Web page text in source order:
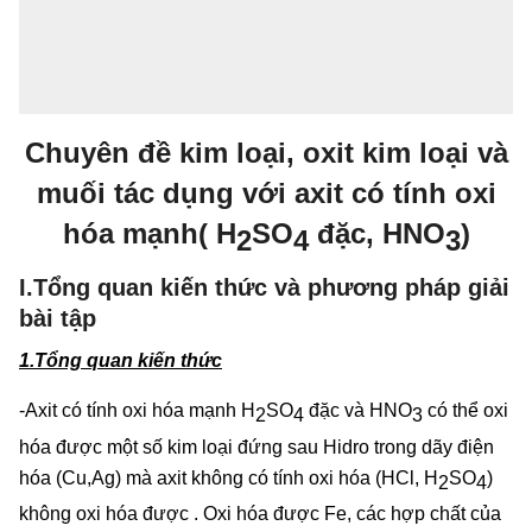
Chuyên đề kim loại, oxit kim loại và
muối tác dụng với axit có tính oxi
hóa mạnh( H2SO4 đặc, HNO3)
I.Tổng quan kiến thức và phương pháp giải
bài tập
1.Tổng quan kiến thức
-Axit có tính oxi hóa mạnh H2SO4 đặc và HNO3 có thể oxi
hóa được một số kim loại đứng sau Hidro trong dãy điện
hóa (Cu,Ag) mà axit không có tính oxi hóa (HCl, H 2SO4)
không oxi hóa được . Oxi hóa được Fe, các hợp chất của